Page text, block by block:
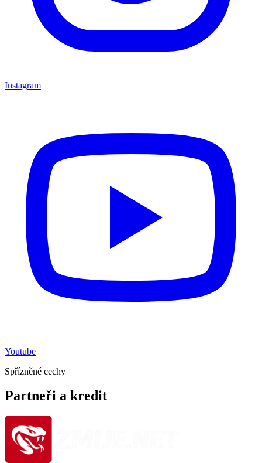
Instagram
Youtube
Spřízněné cechy
Partneři a kredit